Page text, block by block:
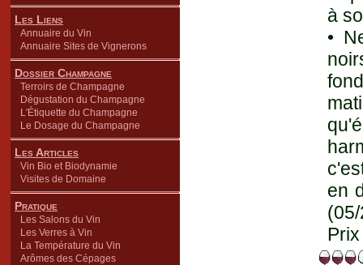
Les Liens
Annuaire du Vin
Annuaire Sites de Vignerons
Dossier Champagne
Terroirs de Champagne
Dégustation du Champagne
L'Étiquette du Champagne
Le Dosage du Champagne
Les Articles
Vin Bio et Biodynamie
Visites de Domaine
Pratique
Les Salons du Vin
Les Verres à Vin
La Température du Vin
Arômes des Cépages
à
•
en